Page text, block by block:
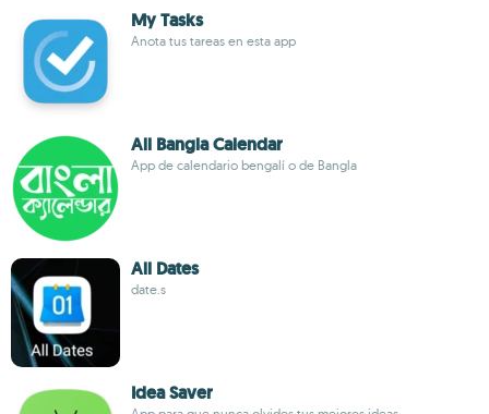
My Tasks
Anota tus tareas en esta app
All Bangla Calendar
App de calendario bengalí o de Bangla
All Dates
date.s
Idea Saver